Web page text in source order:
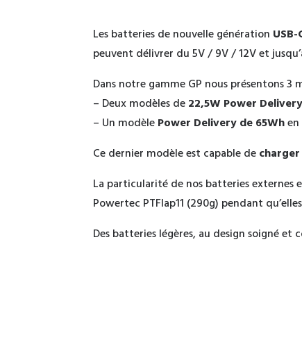
Les batteries de nouvelle génération
peuvent délivrer du 5V / 9V / 12V et
Dans notre gamme GP nous présentons 3
– Deux modèles de22,5W Power Delivery
– Un modèlePower Delivery de 65Wh
Ce dernier modèle est capable de
La particularité de nos batteries externes
Powertec PTFlap11 (290g) pendant
Des batteries légères, au design soigné